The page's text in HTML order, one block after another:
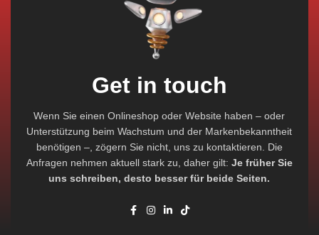
Get in touch
Wenn Sie einen Onlineshop oder Website haben – oder
Unterstützung beim Wachstum und der Markenbekanntheit
benötigen –, zögern Sie nicht, uns zu kontaktieren. Die
Anfragen nehmen aktuell stark zu, daher gilt: Je früher Sie
uns schreiben, desto besser für beide Seiten.